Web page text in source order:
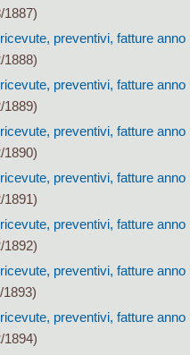
1887)
preventivi, fatture anno
1888)
preventivi, fatture anno
1889)
preventivi, fatture anno
1890)
preventivi, fatture anno
1891)
preventivi, fatture anno
1892)
preventivi, fatture anno
1893)
preventivi, fatture anno
1894)